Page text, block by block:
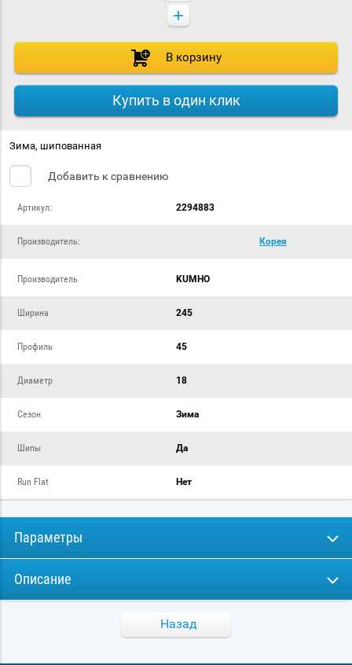
+
В корзину
Купить в один клик
Зима, шипованная
Добавить к сравнению
Артикул: 2294883
Производитель: Корея
Производитель KUMHO
Ширина 245
Профиль 45
Диаметр 18
Сезон Зима
Шипы Да
Run Flat Нет
Параметры
Описание
Назад